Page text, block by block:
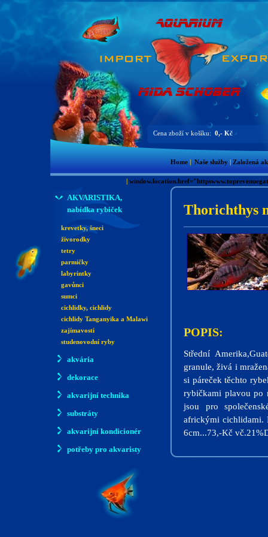
Cena zboží v košíku: 0,- Kč
Home Naše služby Založená
AKVARISTIKA,
nabídka rybiček
krevetky, šneci
živorodky
tetry
parmičky
labyrintky
gavůnci
sumci
cichlidky, cichlidy
cichlidy Tanganyika a Malawi
zajímavosti
studenovodní ryby
akvária
dekorace
akvarijní technika
substráty
akvarijní kondicionér
potřeby pro akvaristy
Thorichthys
POPIS:
Střední
granule, živá i
si páreček těchto
rybičkami plavou po
jsou pro
africkými cichlidami.
6cm...73,-Kč